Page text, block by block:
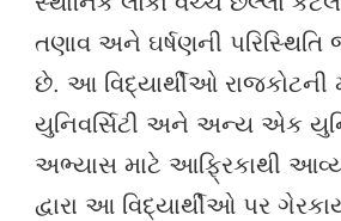
તણાવ અને ઘર્ષણની પરિસ્થિતિ
છે. આ વિદ્યાર્થીઓ રાજકોટની
યુનિવર્સિટી અને અન્ય એક
અભ્યાસ માટે આફ્રિકાથી
દ્વારા આ વિદ્યાર્થીઓ પર